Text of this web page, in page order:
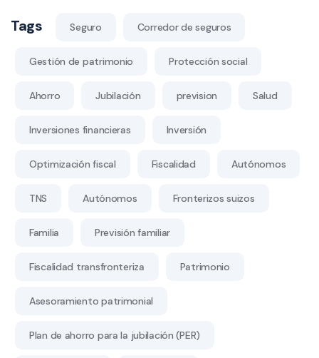
Tags Seguro Corredor de seguros
Gestión de patrimonio Protección social
Ahorro Jubilación prevision Salud
Inversiones financieras Inversión
Optimización fiscal Fiscalidad Autónomos
TNS Autónomos Fronterizos suizos
Familia Previsión familiar
Fiscalidad transfronteriza Patrimonio
Asesoramiento patrimonial
Plan de ahorro para la jubilación (PER)